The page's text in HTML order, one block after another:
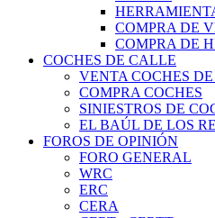
COMPRA DE
COMPRA DE
COCHES DE CALLE
VENTA COCHES
COMPRA COCHES
SINIESTROS DE
EL BAÚL DE LOS
FOROS DE OPINIÓN
FORO GENERAL
WRC
ERC
CERA